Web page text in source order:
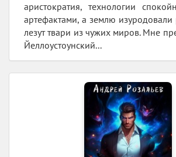
аристократия, технологии
артефактами, а землю изуродовали
лезут твари из чужих миров. Мне
Йеллоустоунский...